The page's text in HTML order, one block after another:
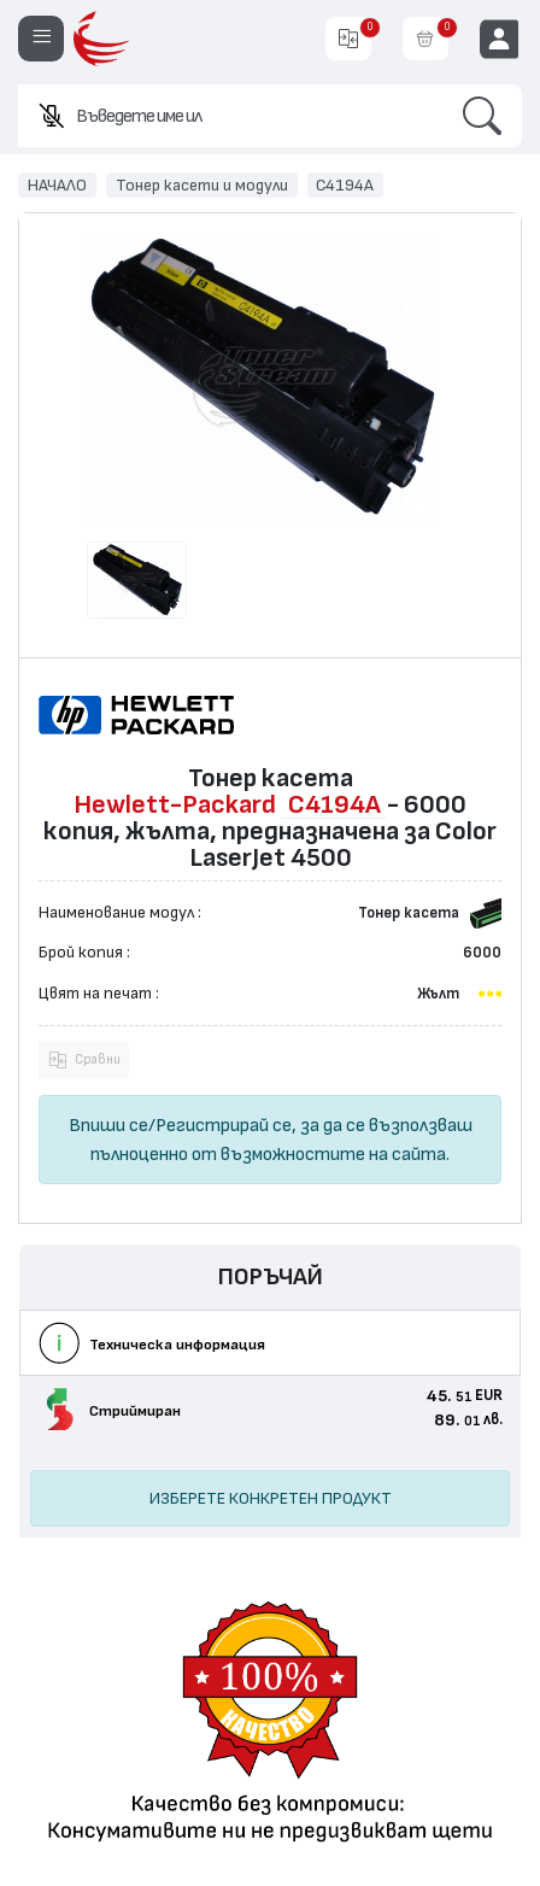
Въведете име или код на п
0 0
НАЧАЛО Тонер касети и модули C4194A
Тонер касета
Hewlett-Packard
C4194A - 6000
копия, жълта, предназначена за Color
LaserJet 4500
Наименование модул : Тонер касета
Брой копия : 6000
Цвят на печат : Жълт
Сравни
Впиши се/Регистрирай се, за да се възползваш
пълноценно от възможностите на сайта.
ПОРЪЧАЙ
Техническа информация
Стриймиран
45. 51 EUR
89. 01 лв.
ИЗБЕРЕТЕ КОНКРЕТЕН ПРОДУКТ